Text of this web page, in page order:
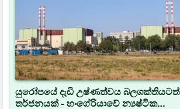
යුරෝපයේ දැඩි උෂ්ණත්වය බලශක්තියටත්
තර්ජනයක් - හංගේරියාවේ න්‍යෂ්ටික